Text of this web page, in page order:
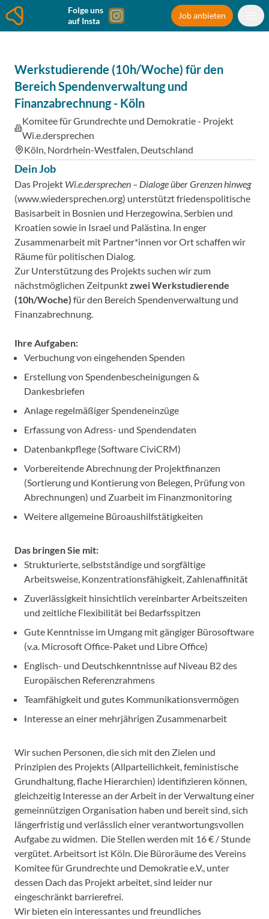
Folge uns
auf Insta
Job anbieten
Werkstudierende (10h/Woche) für den
Bereich Spendenverwaltung und
Finanzabrechnung- Köln
Komitee für Grundrechte und Demokratie - Projekt
Wi.e.dersprechen
Köln, Nordrhein-Westfalen, Deutschland
Dein Job
Das Projekt Wi.e.dersprechen – Dialoge über Grenzen hinweg
(www.wiedersprechen.org) unterstützt friedenspolitische
Basisarbeit in Bosnien und Herzegowina, Serbien und
Kroatien sowie in Israel und Palästina. In enger
Zusammenarbeit mit Partner*innen vor Ort schaffen wir
Räume für politischen Dialog.
Zur Unterstützung des Projekts suchen wir zum
nächstmöglichen Zeitpunktzwei Werkstudierende
(10h/Woche) für den Bereich Spendenverwaltung und
Finanzabrechnung.
Ihre Aufgaben:
Verbuchung von eingehenden Spenden
Erstellung von Spendenbescheinigungen &
Dankesbriefen
Anlage regelmäßiger Spendeneinzüge
Erfassung von Adress- und Spendendaten
Datenbankpflege (Software CiviCRM)
Vorbereitende Abrechnung der Projektfinanzen
(Sortierung und Kontierung von Belegen, Prüfung von
Abrechnungen) und Zuarbeit im Finanzmonitoring
Weitere allgemeine Büroaushilfstätigkeiten
Das bringen Sie mit:
Strukturierte, selbstständige und sorgfältige
Arbeitsweise, Konzentrationsfähigkeit, Zahlenaffinität
Zuverlässigkeit hinsichtlich vereinbarter Arbeitszeiten
und zeitliche Flexibilität bei Bedarfsspitzen
Gute Kenntnisse im Umgang mit gängiger Bürosoftware
(v.a. Microsoft Office-Paket und Libre Office)
Englisch- und Deutschkenntnisse auf Niveau B2 des
Europäischen Referenzrahmens
Teamfähigkeit und gutes Kommunikationsvermögen
Interesse an einer mehrjährigen Zusammenarbeit
Wir suchen Personen, die sich mit den Zielen und
Prinzipien des Projekts (Allparteilichkeit, feministische
Grundhaltung, flache Hierarchien) identifizieren können,
gleichzeitig Interesse an der Arbeit in der Verwaltung einer
gemeinnützigen Organisation haben und bereit sind, sich
längerfristig und verlässlich einer verantwortungsvollen
Aufgabe zu widmen. Die Stellen werden mit 16 € / Stunde
vergütet. Arbeitsort ist Köln. Die Büroräume des Vereins
Komitee für Grundrechte und Demokratie e.V., unter
dessen Dach das Projekt arbeitet, sind leider nur
eingeschränkt barrierefrei.
Wir bieten ein interessantes und freundliches